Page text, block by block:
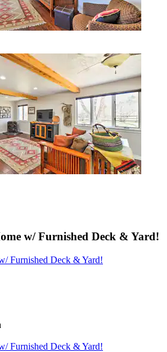
w/ Furnished Deck & Yard!
Furnished Deck & Yard!
Furnished Deck & Yard!